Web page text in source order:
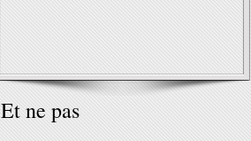
Et ne pas